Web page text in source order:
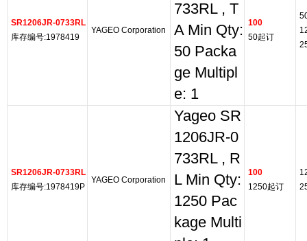
SR1206JR-0733RL
库存编号:1978419
YAGEO Corporation
733RL , T
A Min Qty:
50 Packa
ge Multipl
e: 1
100
50起订
SR1206JR-0733RL
库存编号:1978419P
YAGEO Corporation
Yageo SR
1206JR-0
733RL , R
L Min Qty:
1250 Pac
kage Multi
100
1250起订